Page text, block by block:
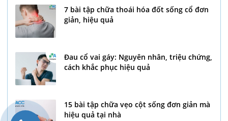
7 bài tập chữa thoái hóa đốt sống cổ đơn
giản, hiệu quả
Đau cổ vai gáy: Nguyên nhân, triệu chứng,
cách khắc phục hiệu quả
15 bài tập chữa vẹo cột sống đơn giản mà
hiệu quả tại nhà